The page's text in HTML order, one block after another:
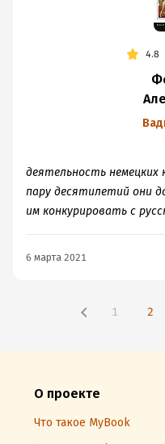
4.8
деятельность немецких
пару десятилетий они
им конкурировать с
6 марта 2021
1 2
О проекте
Что такое MyBook